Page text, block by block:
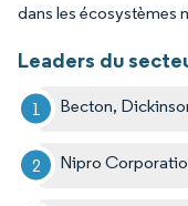
dans les écosystèmes
Leaders du
Becton,
Nipro